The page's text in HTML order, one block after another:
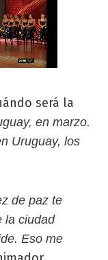
será la
en marzo.
Uruguay, los
de paz te
la ciudad
Eso me